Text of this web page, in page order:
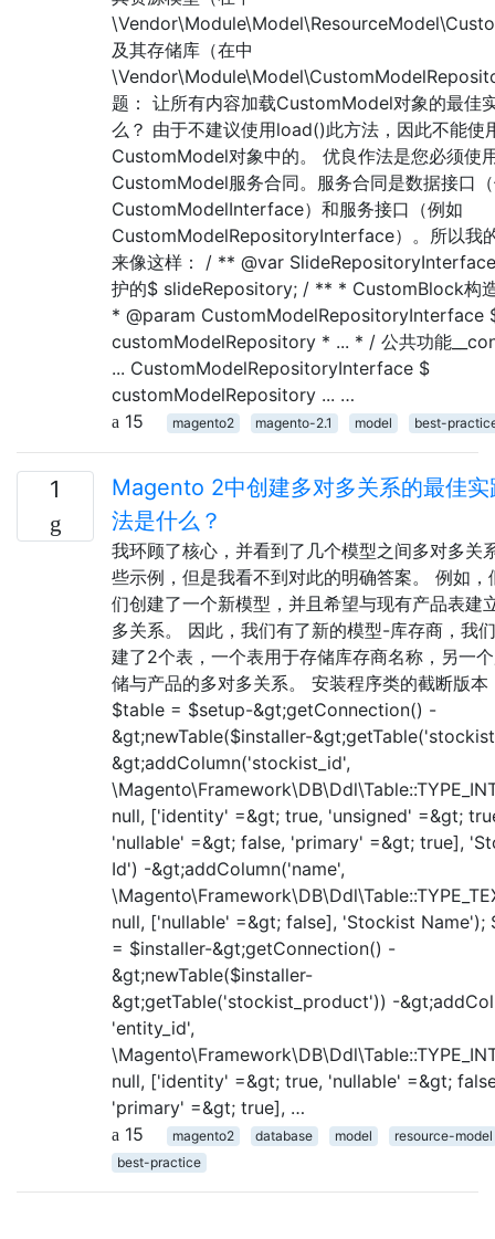
及其存储库（在中
题： 让所有内容加载CustomModel对象的最佳
么？ 由于不建议使用load()此方法，因此不能使
CustomModel对象中的。 优良作法是您必须使
CustomModel服务合同。服务合同是数据接口
CustomModelInterface）和服务接口（例如
CustomModelRepositoryInterface）。所以我
来像这样： / ** @var
护的$ slideRepository; / ** * CustomBlock构
* @param CustomModelRepositoryInterface
customModelRepository * ... * / 公共功能
... CustomModelRepositoryInterface $
customModelRepository ... …
15
magento2 magento-2.1 model best-
1
Magento 2中创建多对多关系的最佳实
法是什么？
我环顾了核心，并看到了几个模型之间多对多关
些示例，但是我看不到对此的明确答案。 例如，
们创建了一个新模型，并且希望与现有产品表建
多关系。 因此，我们有了新的模型-库存商，我
建了2个表，一个表用于存储库存商名称，另一
储与产品的多对多关系。 安装程序类的截断版本
$table = $setup-&gt;getConnection() -
&gt;newTable($installer-
&gt;addColumn('stockist_id',
null, ['identity' =&gt; true, 'unsigned' =&gt;
'nullable' =&gt; false, 'primary' =&gt; true],
Id') -&gt;addColumn('name',
null, ['nullable' =&gt; false], 'Stockist Name');
= $installer-&gt;getConnection() -
&gt;newTable($installer-
&gt;getTable('stockist_product')) -
'entity_id',
null, ['identity' =&gt; true, 'nullable' =&gt;
'primary' =&gt; true], …
15
magento2 database model
resource-model
best-practice